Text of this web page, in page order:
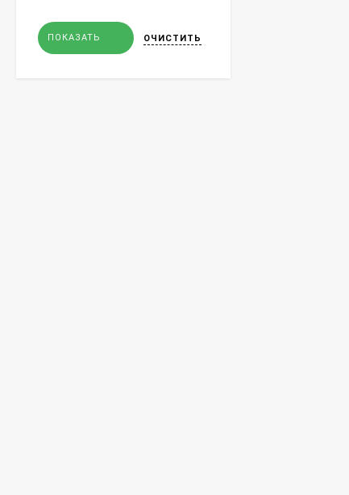
ПОКАЗАТЬ ОЧИСТИТЬ